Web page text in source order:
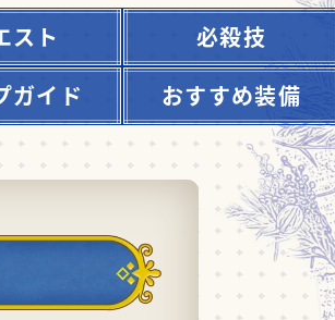
スト
必殺技
ガイド おすすめ装備